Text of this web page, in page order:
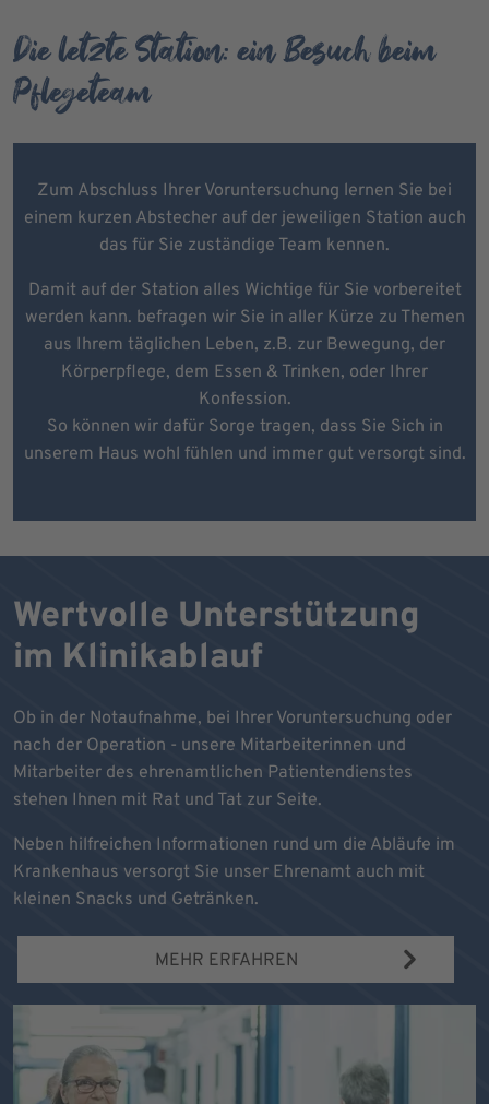
Die letzte Station: ein Besuch beim
Pflegeteam
Zum Abschluss Ihrer Voruntersuchung lernen Sie bei
einem kurzen Abstecher auf der jeweiligen Station auch
das für Sie zuständige Team kennen.
Damit auf der Station alles Wichtige für Sie vorbereitet
werden kann. befragen wir Sie in aller Kürze zu Themen
aus Ihrem täglichen Leben, z.B. zur Bewegung, der
Körperpflege, dem Essen & Trinken, oder Ihrer
Konfession.
So können wir dafür Sorge tragen, dass Sie Sich in
unserem Haus wohl fühlen und immer gut versorgt sind.
Wertvolle Unterstützung
im Klinikablauf
Ob in der Notaufnahme, bei Ihrer Voruntersuchung oder
nach der Operation - unsere Mitarbeiterinnen und
Mitarbeiter des ehrenamtlichen Patientendienstes
stehen Ihnen mit Rat und Tat zur Seite.
Neben hilfreichen Informationen rund um die Abläufe im
Krankenhaus versorgt Sie unser Ehrenamt auch mit
kleinen Snacks und Getränken.
MEHR ERFAHREN